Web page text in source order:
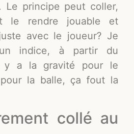
Le principe peut coller,
le rendre jouable et
avec le joueur? Je
indice, à partir du
y a la gravité pour le
la balle, ça fout la
collé au